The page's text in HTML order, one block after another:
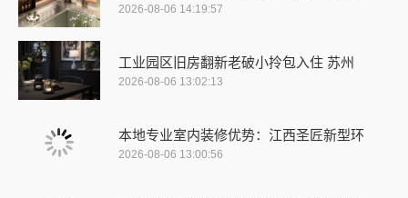
2026-08-06 14:19:57
工业园区旧房翻新老破小拎包入住 苏州
2026-08-06 13:02:13
本地专业室内装修优势：江西圣匠新型环
2026-08-06 13:00:56